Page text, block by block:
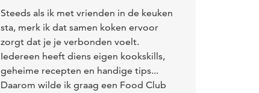
Steeds als ik met vrienden in de keuken
sta, merk ik dat samen koken ervoor
zorgt dat je je verbonden voelt.
Iedereen heeft diens eigen kookskills,
geheime recepten en handige tips...
Daarom wilde ik graag een Food Club